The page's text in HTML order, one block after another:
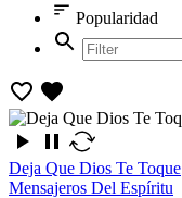
Popularidad
Deja Que Dios Te Toque
Mensajeros Del Espíritu